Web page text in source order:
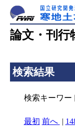
論文・刊行
検索結果
検索キーワー
最初 前へ |